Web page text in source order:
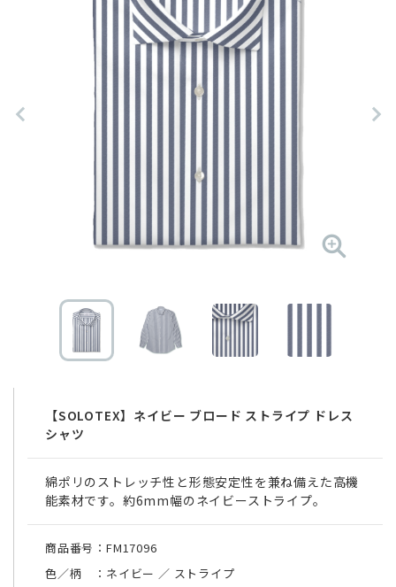
【SOLOTEX】ネイビー ブロード ストライプ ドレス
シャツ
綿ポリのストレッチ性と形態安定性を兼ね備えた高機
能素材です。約6mm幅のネイビーストライプ。
商品番号：FM17096
色／柄 ：ネイビー ／ ストライプ